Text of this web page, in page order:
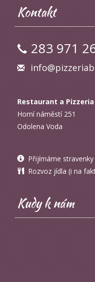
Kontakt
283 971
Restaurant a
Horní náměstí 251
Odolena Voda
Přijímáme stravenky
Rozvoz jídla (i na
Kudy k nám